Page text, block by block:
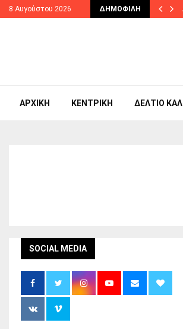
8 Αυγούστου 2026 ΔΗΜΟΦΙΛΉ
έως…
ΑΡΧΙΚΉ ΚΕΝΤΡΙΚΉ ΔΕΛΤΊΟ
SOCIAL MEDIA